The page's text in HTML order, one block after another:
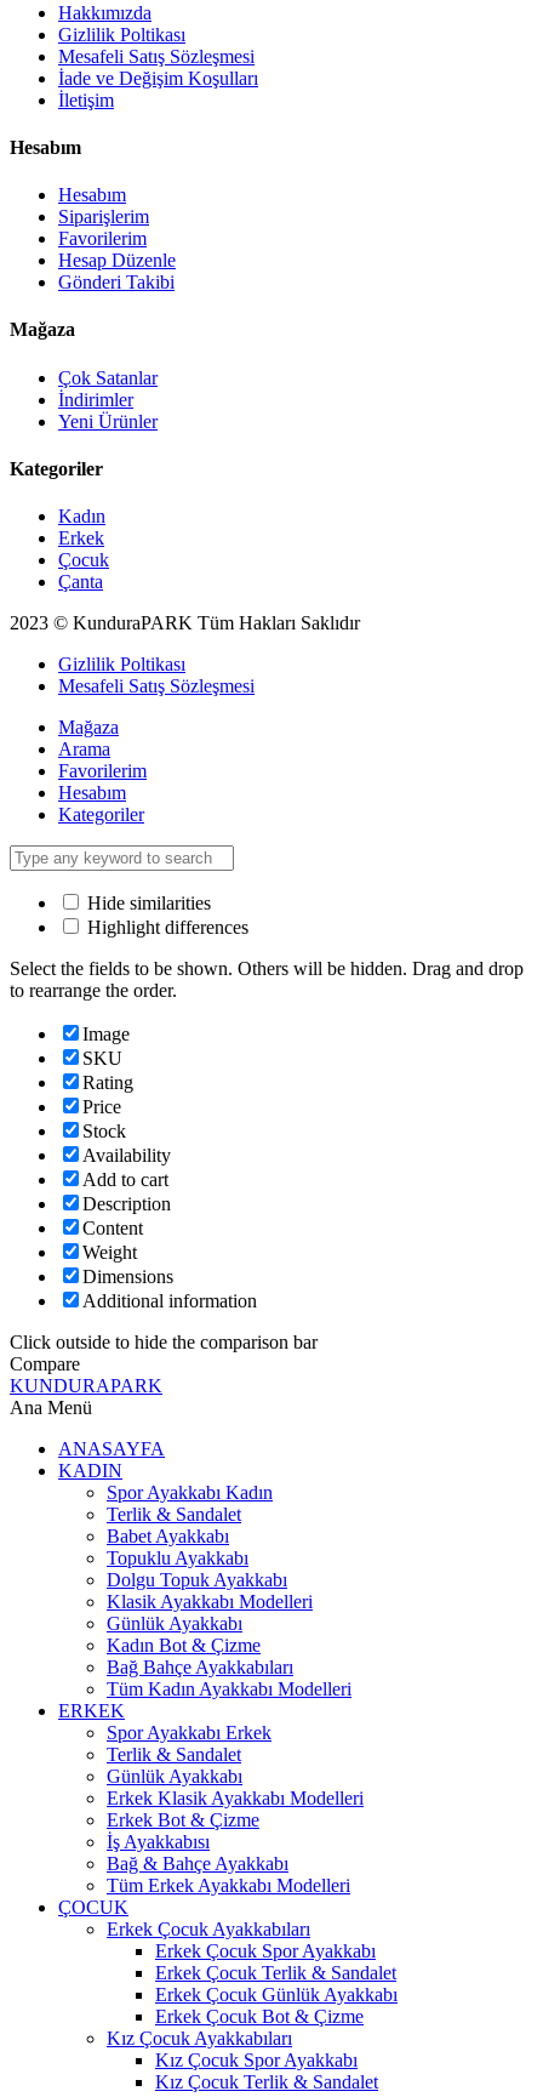
Hakkımızda
Gizlilik Poltikası
Mesafeli Satış Sözleşmesi
İade ve Değişim Koşulları
İletişim
Hesabım
Hesabım
Siparişlerim
Favorilerim
Hesap Düzenle
Gönderi Takibi
Mağaza
Çok Satanlar
İndirimler
Yeni Ürünler
Kategoriler
Kadın
Erkek
Çocuk
Çanta
2023 © KunduraPARK Tüm Hakları Saklıdır
Gizlilik Poltikası
Mesafeli Satış Sözleşmesi
Mağaza
Arama
Favorilerim
Hesabım
Kategoriler
Hide similarities
Highlight differences
Select the fields to be shown. Others will be hidden. Drag and drop
to rearrange the order.
Image
SKU
Rating
Price
Stock
Availability
Add to cart
Description
Content
Weight
Dimensions
Additional information
Click outside to hide the comparison bar
Compare
KUNDURAPARK
Ana Menü
ANASAYFA
KADIN
Spor Ayakkabı Kadın
Terlik & Sandalet
Babet Ayakkabı
Topuklu Ayakkabı
Dolgu Topuk Ayakkabı
Klasik Ayakkabı Modelleri
Günlük Ayakkabı
Kadın Bot & Çizme
Bağ Bahçe Ayakkabıları
Tüm Kadın Ayakkabı Modelleri
ERKEK
Spor Ayakkabı Erkek
Terlik & Sandalet
Günlük Ayakkabı
Erkek Klasik Ayakkabı Modelleri
Erkek Bot & Çizme
İş Ayakkabısı
Bağ & Bahçe Ayakkabı
Tüm Erkek Ayakkabı Modelleri
ÇOCUK
Erkek Çocuk Ayakkabıları
Erkek Çocuk Spor Ayakkabı
Erkek Çocuk Terlik & Sandalet
Erkek Çocuk Günlük Ayakkabı
Erkek Çocuk Bot & Çizme
Kız Çocuk Ayakkabıları
Kız Çocuk Spor Ayakkabı
Kız Çocuk Terlik & Sandalet